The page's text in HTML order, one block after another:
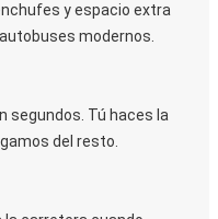
y espacio extra
modernos.
segundos. Tú haces la
del resto.